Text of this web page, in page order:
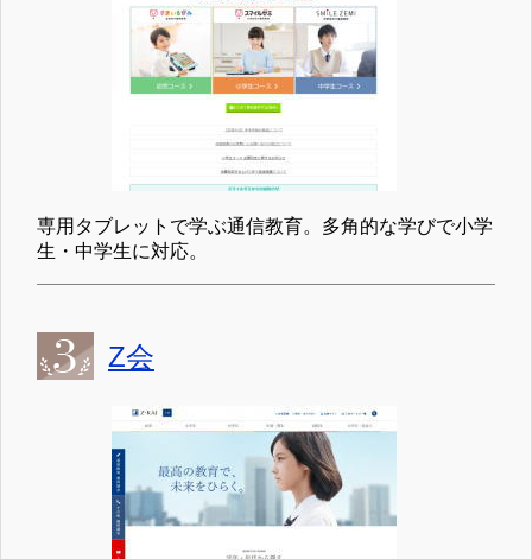
専用タブレットで学ぶ通信教育。多角的な学びで小学
生・中学生に対応。
Z会